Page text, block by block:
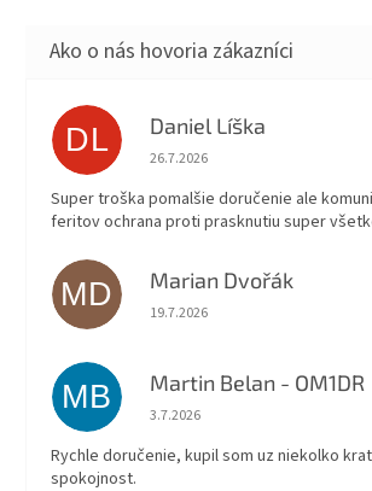
DL Daniel Líška
Hodnotenie obchodu je 5 z 5
26.7.2026
Super troška pomalšie doručenie ale
feritov ochrana proti prasknutiu super
MD Marian Dvořák
Hodnotenie obchodu je 5 z 5
19.7.2026
MB Martin Belan - OM1DR
Hodnotenie obchodu je 5 z 5
3.7.2026
Rychle doručenie, kupil som uz niekolko
spokojnost.